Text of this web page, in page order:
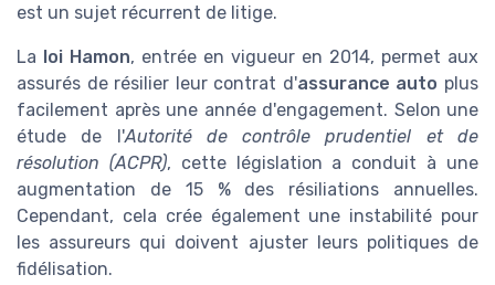
est un sujet récurrent de litige.
La loi Hamon, entrée en vigueur en 2014, permet aux
assurés de résilier leur contrat d'assurance auto plus
facilement après une année d'engagement. Selon une
étude de l'Autorité de contrôle prudentiel et de
résolution (ACPR), cette législation a conduit à une
augmentation de 15 % des résiliations annuelles.
Cependant, cela crée également une instabilité pour
les assureurs qui doivent ajuster leurs politiques de
fidélisation.